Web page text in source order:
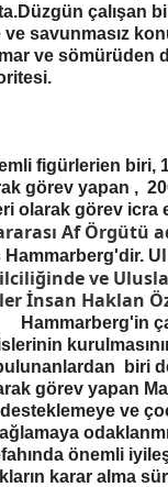
çalışan
savunmasız
ve sömürüden
figürlerien biri,
görev yapan ,
olarak görev icra
Af Örgütü
U
ve
İnsan Haklan
Hammarberg'in
biri
görev yapan
ve
önemli
karar alma